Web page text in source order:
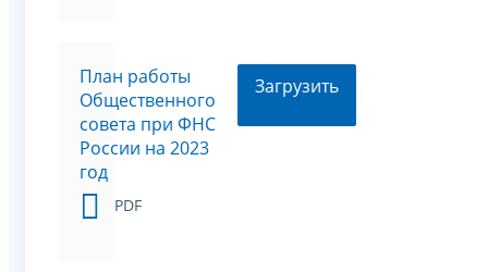
План работы
Общественного
совета при ФНС
России на 2023
год
PDF
Загрузить